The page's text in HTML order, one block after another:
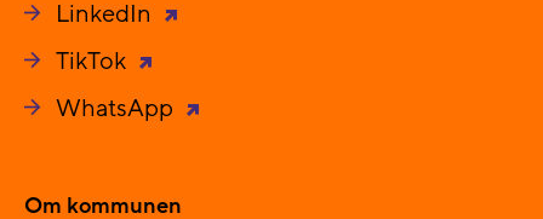
LinkedIn
TikTok
WhatsApp
Om kommunen